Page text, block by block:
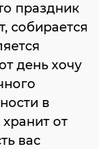
праздник
собирается
день хочу
в
от
вас